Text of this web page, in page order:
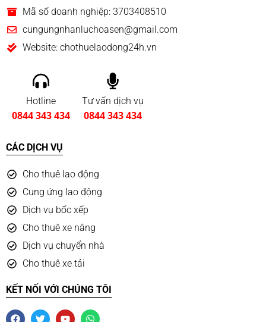
Mã số doanh nghiệp: 3703408510
cungungnhanluchoasen@gmail.com
Website: chothuelaodong24h.vn
Hotline
0844 343 434
Tư vấn dịch vụ
0844 343 434
CÁC DỊCH VỤ
Cho thuê lao động
Cung ứng lao động
Dịch vụ bốc xếp
Cho thuê xe nâng
Dịch vụ chuyển nhà
Cho thuê xe tải
KẾT NỐI VỚI CHÚNG TÔI